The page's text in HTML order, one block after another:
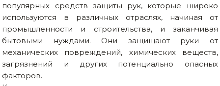
популярных средств защиты рук, которые широко
используются в различных отраслях, начиная от
промышленности и строительства, и заканчивая
бытовыми нуждами. Они защищают руки от
механических повреждений, химических веществ,
загрязнений и других потенциально опасных
факторов.